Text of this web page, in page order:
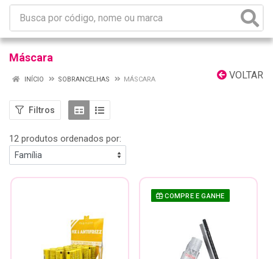
Máscara
VOLTAR
INÍCIO SOBRANCELHAS MÁSCARA
Filtros
12 produtos ordenados por:
COMPRE E GANHE